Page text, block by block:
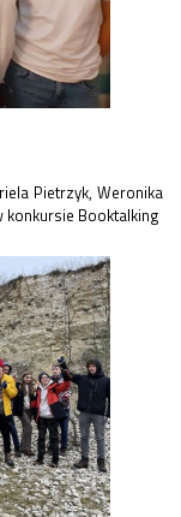
Pietrzyk, Weronika
konkursie Booktalking